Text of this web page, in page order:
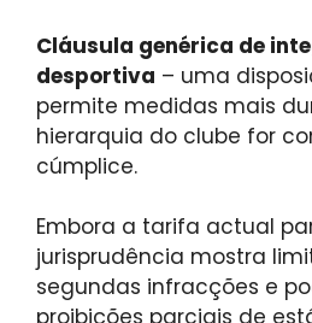
Cláusula genérica de
desportiva – uma
permite medidas mais
hierarquia do clube for
cúmplice.
Embora a tarifa actual
jurisprudência mostra
segundas infracções e
proibições parciais de